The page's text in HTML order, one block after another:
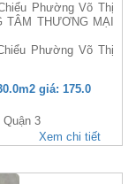
Phường Võ Thị
TÂM THƯƠNG MẠI
Phường Võ Thị
giá: 175.0
3
Xem chi tiết